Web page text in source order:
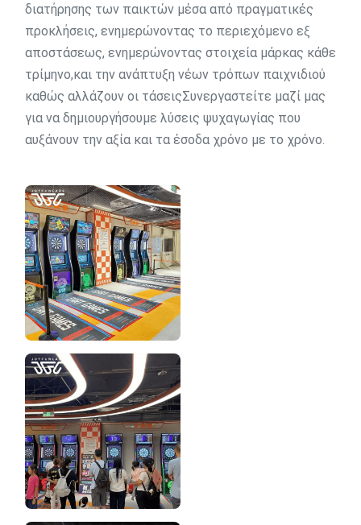
διατήρησης των παικτών μέσα από πραγματικές
προκλήσεις, ενημερώνοντας το περιεχόμενο εξ
αποστάσεως, ενημερώνοντας στοιχεία μάρκας κάθε
τρίμηνο,και την ανάπτυξη νέων τρόπων παιχνιδιού
καθώς αλλάζουν οι τάσειςΣυνεργαστείτε μαζί μας
για να δημιουργήσουμε λύσεις ψυχαγωγίας που
αυξάνουν την αξία και τα έσοδα χρόνο με το χρόνο.